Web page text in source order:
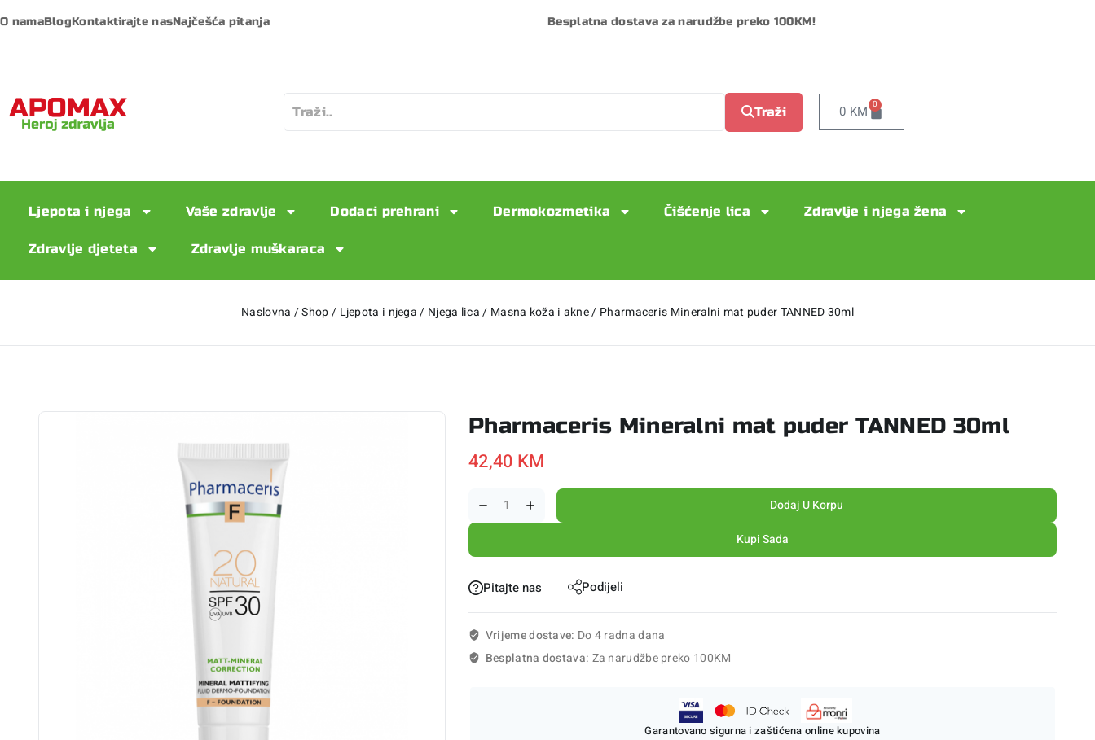
O namaBlogKontaktirajte nasNajčešća pitanja Besplatna dostava za narudžbe preko 100KM!
Traži 0 KM 0
Ljepota i njega Vaše zdravlje Dodaci prehrani Dermokozmetika Čišćenje lica Zdravlje i njega žena
Zdravlje djeteta Zdravlje muškaraca
Naslovna /Shop/ Ljepota i njega / Njega lica / Masna koža i akne/ Pharmaceris Mineralni mat puder TANNED 30ml
Pharmaceris Mineralni mat puder TANNED 30ml
42,40 KM
Dodaj U Korpu
Kupi Sada
Pitajte nas Podijeli
Vrijeme dostave: Do 4 radna dana
Besplatna dostava: Za narudžbe preko 100KM
Garantovano sigurna i zaštićena online kupovina